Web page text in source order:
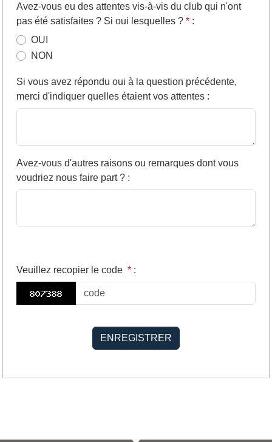
Avez-vous eu des attentes vis-à-vis du club qui n'ont
pas été satisfaites ? Si oui lesquelles ? * :
OUI
NON
Si vous avez répondu oui à la question précédente,
merci d'indiquer quelles étaient vos attentes :
Avez-vous d'autres raisons ou remarques dont vous
voudriez nous faire part ? :
Veuillez recopier le code * :